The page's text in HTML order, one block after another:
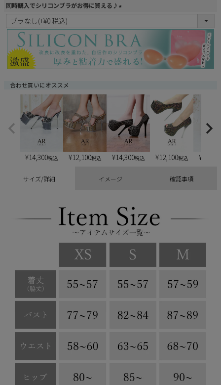
同時購入でシリコンブラがお得に買える♪
(
須
)
合わせ買いにオススメ
¥14,300税込 ¥12,100税込 ¥14,300税込 ¥12,100税込 ¥
サイズ/詳細 イメージ 確認事項